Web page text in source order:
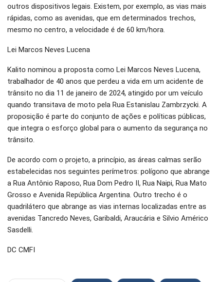
outros dispositivos legais. Existem, por exemplo, as vias mais
rápidas, como as avenidas, que em determinados trechos,
mesmo no centro, a velocidade é de 60 km/hora.
Lei Marcos Neves Lucena
Kalito nominou a proposta como Lei Marcos Neves Lucena,
trabalhador de 40 anos que perdeu a vida em um acidente de
trânsito no dia 11 de janeiro de 2024, atingido por um veículo
quando transitava de moto pela Rua Estanislau Zambrzycki. A
proposição é parte do conjunto de ações e políticas públicas,
que integra o esforço global para o aumento da segurança no
trânsito.
De acordo com o projeto, a princípio, as áreas calmas serão
estabelecidas nos seguintes perímetros: polígono que abrange
a Rua Antônio Raposo, Rua Dom Pedro II, Rua Naipi, Rua Mato
Grosso e Avenida República Argentina. Outro trecho é o
quadrilátero que abrange as vias internas localizadas entre as
avenidas Tancredo Neves, Garibaldi, Araucária e Silvio Américo
Sasdelli.
DC CMFI